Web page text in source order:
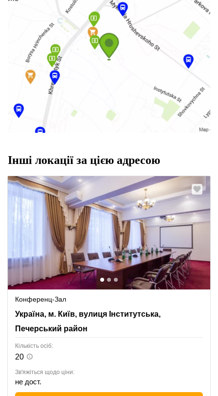
Інші локації за цією адресою
Конференц-Зал
Україна, м. Київ, вулиця Інститутська, 4, Печерський
Україна, м. Київ, вулиця Інститутська,
Печерський район
Кількість осіб:
20
Зв'яжіться щодо ціни:
не дост.